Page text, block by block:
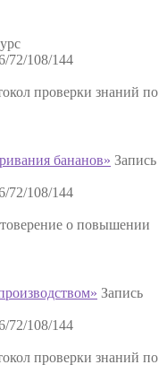
72/108/144
проверки знаний по
бананов» Запись
72/108/144
о повышении
Запись
72/108/144
проверки знаний по